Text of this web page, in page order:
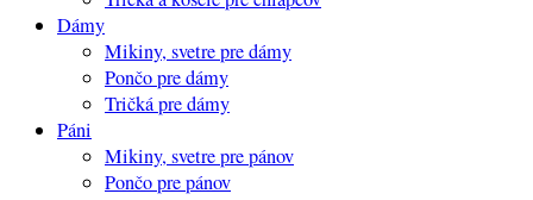
Dámy
Mikiny, svetre pre dámy
Pončo pre dámy
Tričká pre dámy
Páni
Mikiny, svetre pre pánov
Pončo pre pánov